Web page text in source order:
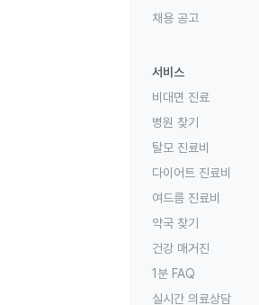
채용 공고
서비스
비대면 진료
병원 찾기
탈모 진료비
다이어트 진료비
여드름 진료비
약국 찾기
건강 매거진
1분 FAQ
실시간 의료상담